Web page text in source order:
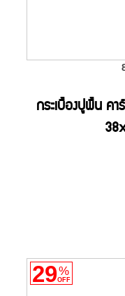
กระเบื้องปูพื้น ค
29%
OFF